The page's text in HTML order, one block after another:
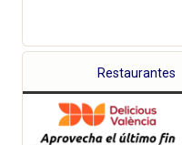
Restaurantes